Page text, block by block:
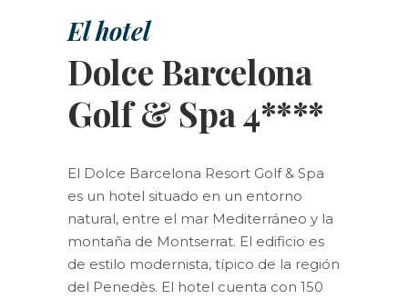
El hotel
Dolce Barcelona
Golf & Spa 4****
El Dolce Barcelona Resort Golf & Spa
es un hotel situado en un entorno
natural, entre el mar Mediterráneo y la
montaña de Montserrat. El edificio es
de estilo modernista, típico de la región
del Penedès. El hotel cuenta con 150